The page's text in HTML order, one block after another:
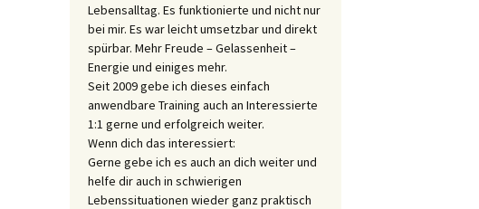
Lebensalltag. Es funktionierte und nicht nur
bei mir. Es war leicht umsetzbar und direkt
spürbar. Mehr Freude – Gelassenheit –
Energie und einiges mehr.
Seit 2009 gebe ich dieses einfach
anwendbare Training auch an Interessierte
1:1 gerne und erfolgreich weiter.
Wenn dich das interessiert:
Gerne gebe ich es auch an dich weiter und
helfe dir auch in schwierigen
Lebenssituationen wieder ganz praktisch